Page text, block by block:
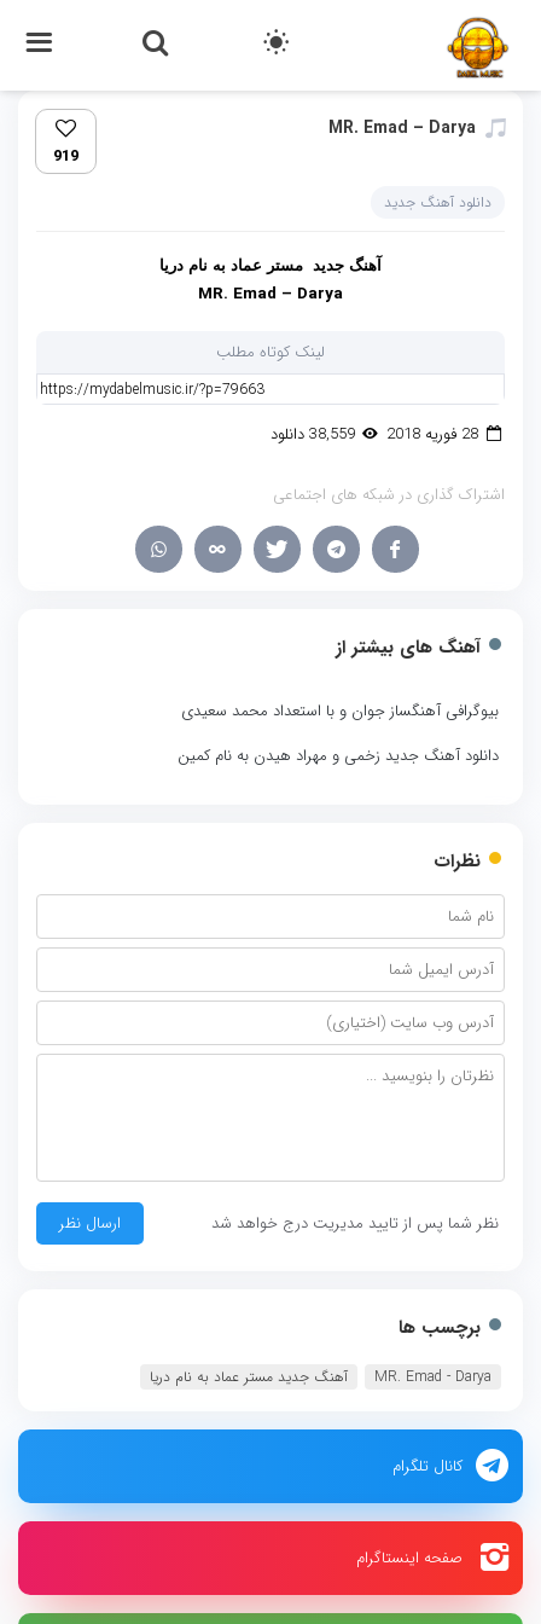
MR. Emad – Darya‏
919
دانلود آهنگ جدید
آهنگ جدید مستر عماد به نام دریا
MR. Emad – Darya
لینک کوتاه مطلب
28 فوریه 2018 38,559 دانلود
اشتراک گذاری در شبکه های اجتماعی
آهنگ های بیشتر از
بیوگرافی آهنگساز جوان و با استعداد محمد سعیدی
دانلود آهنگ جدید زخمی و مهراد هیدن به نام کمین
نظرات
نظر شما پس از تایید مدیریت درج خواهد شد
برچسب ها
MR. Emad - Darya‏ آهنگ جدید مستر عماد به نام دريا
کانال تلگرام
صفحه اینستاگرام